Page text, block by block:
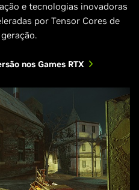
e tecnologias inovadoras
por Tensor Cores de
nos Games RTX